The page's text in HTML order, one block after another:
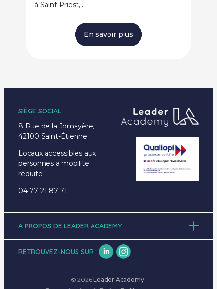
à Saint Priest,…
En savoir plus
SIÈGE SOCIAL
8 Rue de la Jomayère,
42100 Saint-Étienne
Locaux accessibles aux
personnes à mobilité
réduite
04 77 21 87 71
A PROPOS DE LEADER ACADEMY
Formations
RETROUVEZ-NOUS SUR :
© 2026Leader Academy